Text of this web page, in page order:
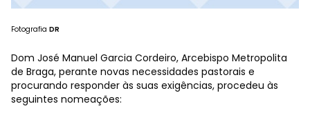
Fotografia DR
Dom José Manuel Garcia Cordeiro, Arcebispo Metropolita
de Braga, perante novas necessidades pastorais e
procurando responder às suas exigências, procedeu às
seguintes nomeações: